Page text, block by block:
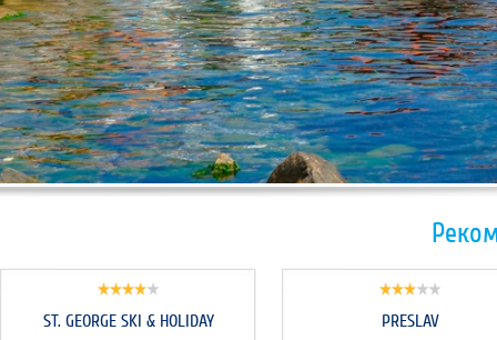
/>
ST. GEORGE SKI & HOLIDAY PRESLAV